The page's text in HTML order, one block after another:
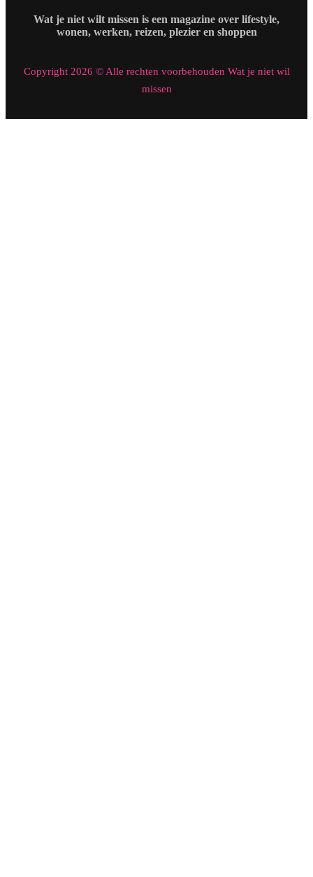
Wat je niet wilt missen is een magazine over lifestyle,
wonen, werken, reizen, plezier en shoppen
Copyright 2026 © Alle rechten voorbehouden Wat je niet wil
missen